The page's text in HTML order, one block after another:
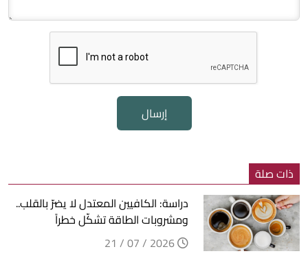
إرسال
ذات صلة
دراسة: الكافيين المعتدل لا يضرّ بالقلب..
ومشروبات الطاقة تشكّل خطراً